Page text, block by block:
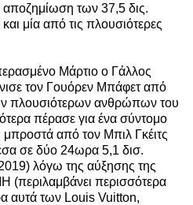
αποζημίωση των 37,5 δις.
μία από τις πλουσιότερες
Μάρτιο ο Γάλλος
τον Γουόρεν Μπάφετ από
πλουσιότερων ανθρώπων του
πέρασε για ένα σύντομο
από τον Μπιλ Γκέιτς
σε δύο 24ωρα 5,1 δισ.
λόγω της αύξησης της
(περιλαμβάνει περισσότερα
αυτά των Louis Vuitton,